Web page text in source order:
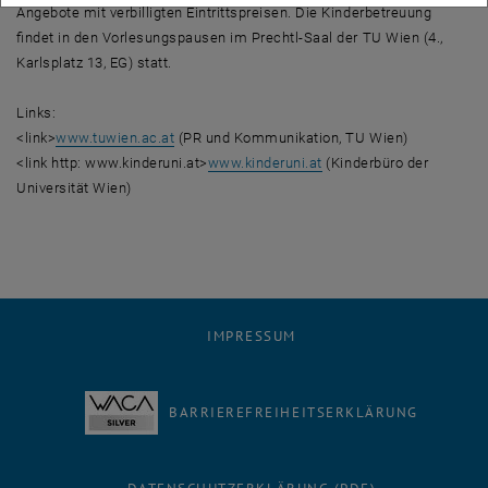
Angebote mit verbilligten Eintrittspreisen. Die Kinderbetreuung
findet in den Vorlesungspausen im Prechtl-Saal der TU Wien (4.,
Karlsplatz 13, EG) statt.
Links:
<link>www.tuwien.ac.at (PR und Kommunikation, TU Wien)
<link http: www.kinderuni.at>www.kinderuni.at (Kinderbüro der
Universität Wien)
IMPRESSUM
BARRIEREFREIHEITSERKLÄRUNG